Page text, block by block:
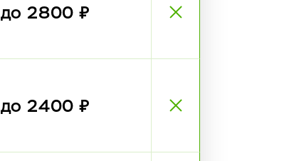
до 2800 ₽
до 2400 ₽